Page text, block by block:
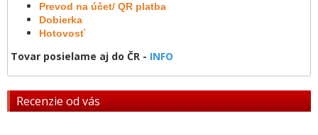
Prevod na účet/ QR platba
Dobierka
Hotovosť
Tovar posielame aj do ČR - INFO
Recenzie od vás